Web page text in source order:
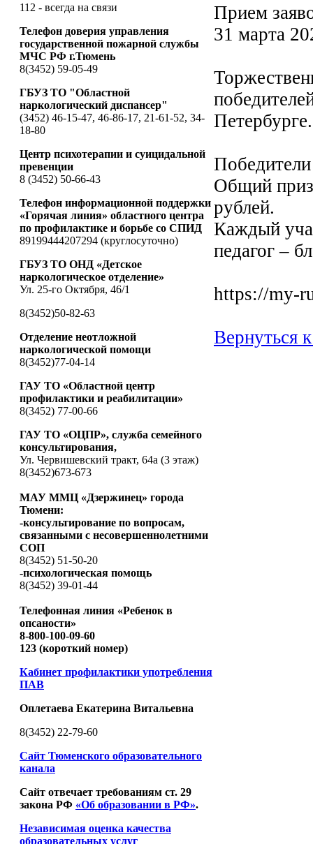
112 - всегда на связи
Телефон доверия управления
государственной пожарной службы
МЧС РФ г.Тюмень
8(3452) 59-05-49
ГБУЗ ТО "Областной
наркологический диспансер"
(3452) 46-15-47, 46-86-17, 21-61-52, 34-
18-80
Центр психотерапии и суицидальной
превенции
8 (3452) 50-66-43
Телефон информационной поддержки
«Горячая линия» областного центра
по профилактике и борьбе со СПИД
89199444207294 (круглосуточно)
ГБУЗ ТО ОНД «Детское
наркологическое отделение»
Ул. 25-го Октября, 46/1
8(3452)50-82-63
Отделение неотложной
наркологической помощи
8(3452)77-04-14
ГАУ ТО «Областной центр
профилактики и реабилитации»
8(3452) 77-00-66
ГАУ ТО «ОЦПР», служба семейного
консультирования,
Ул. Червишевский тракт, 64а (3 этаж)
8(3452)673-673
МАУ ММЦ «Дзержинец» города
Тюмени:
-консультирование по вопросам,
связанными с несовершеннолетними
СОП
8(3452) 51-50-20
-психологическая помощь
8(3452) 39-01-44
Телефонная линия «Ребенок в
опсаности»
8-800-100-09-60
123 (короткий номер)
Кабинет профилактики употребления
ПАВ
Оплетаева Екатерина Витальевна
8(3452) 22-79-60
Сайт Тюменского образовательного
канала
Сайт отвечает требованиям ст. 29
закона РФ «Об образовании в РФ».
Независимая оценка качества
образовательных услуг
Прием
31 марта
Петербурге.
Общий
рублей.
Каждый
педагог –
https://my-
Вернуться